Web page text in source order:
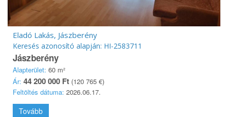
Eladó Lakás, Jászberény
Keresés azonosító alapján: HI-2583711
Jászberény
Alapterület: 60 m²
Ár: 44 200 000 Ft (120 765 €)
Feltöltés dátuma: 2026.06.17.
Tovább